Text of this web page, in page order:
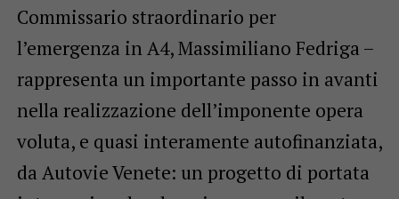
Commissario straordinario per
l’emergenza in A4, Massimiliano Fedriga –
rappresenta un importante passo in avanti
nella realizzazione dell’imponente opera
voluta, e quasi interamente autofinanziata,
da Autovie Venete: un progetto di portata